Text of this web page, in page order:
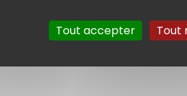
Tout accepter Tout